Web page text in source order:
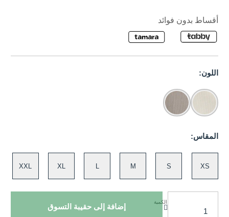
أقساط بدون فوائد
اللون:
المقاس:
XS
S
M
XL
XXL
الكمية
إضافة إلى حقيبة التسوق